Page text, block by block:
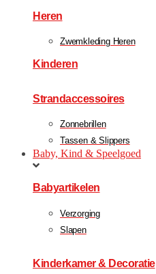
Heren
Zwemkleding Heren
Kinderen
Strandaccessoires
Zonnebrillen
Tassen & Slippers
Baby, Kind & Speelgoed
Babyartikelen
Verzorging
Slapen
Kinderkamer & Decoratie